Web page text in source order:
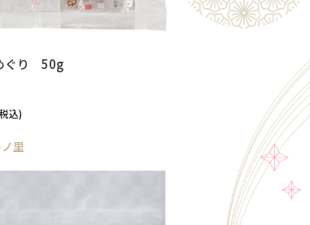
ぐり 50g
込)
里